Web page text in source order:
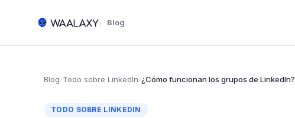
Blog
Blog›Todo sobre LinkedIn›¿Cómo funcionan los grupos de LinkedIn?
TODO SOBRE LINKEDIN